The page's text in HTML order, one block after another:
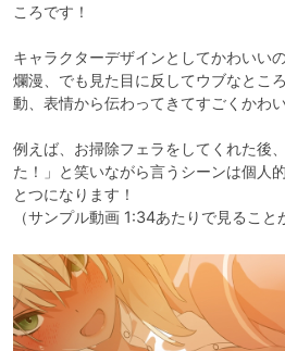
ころです！
キャラクターデザインとしてかわいい
爛漫、でも見た目に反してウブなとこ
動、表情から伝わってきてすごくかわい
例えば、お掃除フェラをしてくれた後
た！」と笑いながら言うシーンは個人
とつになります！
（サンプル動画 1:34あたりで見ること